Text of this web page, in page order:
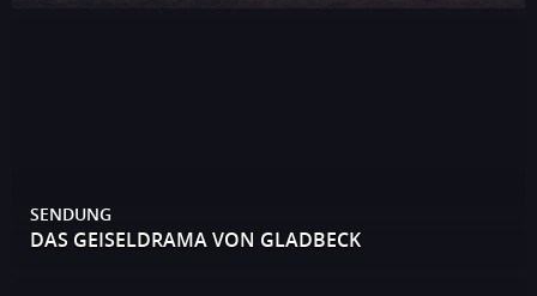
SENDUNG
DAS GEISELDRAMA VON GLADBECK